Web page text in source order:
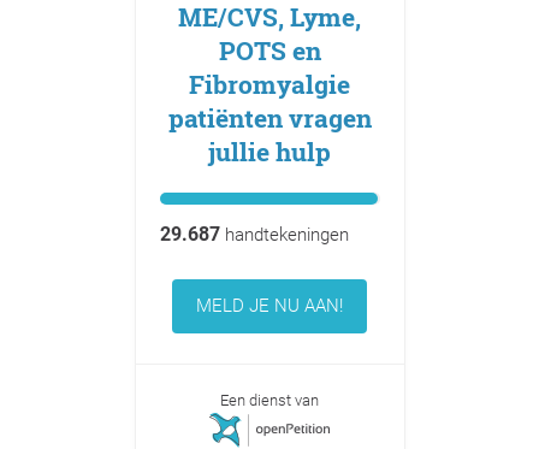
ME/CVS, Lyme,
POTS en
Fibromyalgie
patiënten vragen
jullie hulp
29.687handtekeningen
MELD JE NU AAN!
Een dienst van